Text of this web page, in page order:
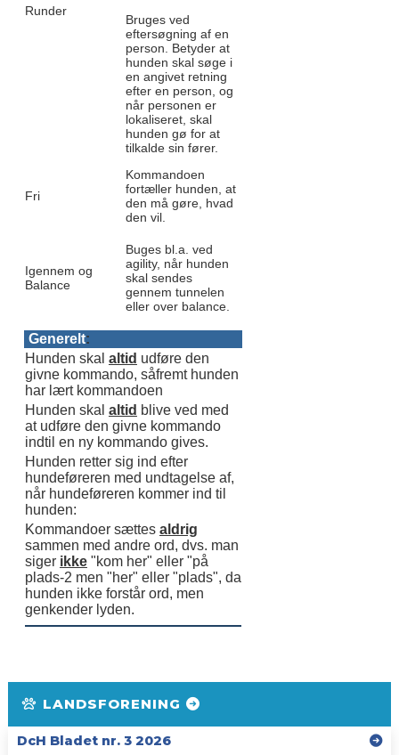
Runder
Bruges ved
eftersøgning af en
person. Betyder at
hunden skal søge i
en angivet retning
efter en person, og
når personen er
lokaliseret, skal
hunden gø for at
tilkalde sin fører.
Fri
Kommandoen
fortæller hunden, at
den må gøre, hvad
den vil.
Igennem og
Balance
Buges bl.a. ved
agility, når hunden
skal sendes
gennem tunnelen
eller over balance.
Generelt:
Hunden skal altid udføre den
givne kommando, såfremt hunden
har lært kommandoen
Hunden skal altid blive ved med
at udføre den givne kommando
indtil en ny kommando gives.
Hunden retter sig ind efter
hundeføreren med undtagelse af,
når hundeføreren kommer ind til
hunden:
Kommandoer sættes aldrig
sammen med andre ord, dvs. man
siger ikke"kom her" eller "på
plads-2 men "her" eller "plads", da
hunden ikke forstår ord, men
genkender lyden.
LANDSFORENING
DcH Bladet nr. 3 2026